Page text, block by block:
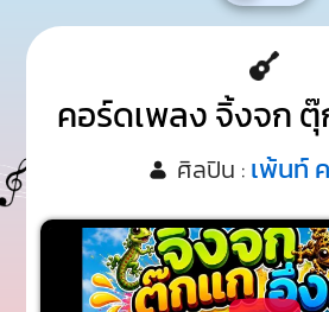
คอร์ดเพลง จิ้งจก
ศิลปิน : เพ้นท์